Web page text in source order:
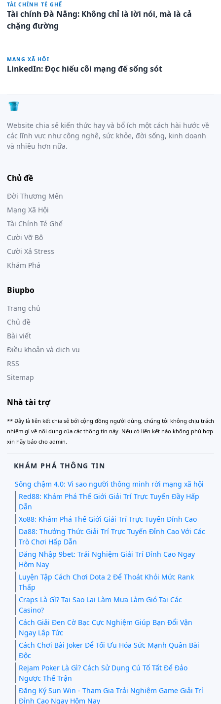
TÀI CHÍNH TÉ GHẾ
Tài chính Đà Nẵng: Không chỉ là lời nói, mà là cả
chặng đường
MẠNG XÃ HỘI
LinkedIn: Đọc hiểu cõi mạng để sống sót
Website chia sẻ kiến thức hay và bổ ích một cách hài hước về
các lĩnh vực như công nghệ, sức khỏe, đời sống, kinh doanh
và nhiều hơn nữa.
Chủ đề
Đời Thương Mến
Mạng Xã Hội
Tài Chính Té Ghế
Cười Vỡ Bô
Cười Xả Stress
Khám Phá
Biupbo
Trang chủ
Chủ đề
Bài viết
Điều khoản và dịch vụ
RSS
Sitemap
Nhà tài trợ
** Đây là liên kết chia sẻ bới cộng đồng người dùng, chúng tôi không chịu trách
nhiệm gì về nội dung của các thông tin này. Nếu có liên kết nào không phù hợp
xin hãy báo cho admin.
KHÁM PHÁ THÔNG TIN
Sống chậm 4.0: Vì sao người thông minh rời mạng xã hội
Red88: Khám Phá Thế Giới Giải Trí Trực Tuyến Đầy Hấp
Dẫn
Xo88: Khám Phá Thế Giới Giải Trí Trực Tuyến Đỉnh Cao
Da88: Thưởng Thức Giải Trí Trực Tuyến Đỉnh Cao Với Các
Trò Chơi Hấp Dẫn
Đăng Nhập 9bet: Trải Nghiệm Giải Trí Đỉnh Cao Ngay
Hôm Nay
Luyện Tập Cách Chơi Dota 2 Để Thoát Khỏi Mức Rank
Thấp
Craps Là Gì? Tại Sao Lại Làm Mưa Làm Gió Tại Các
Casino?
Cách Giải Đen Cờ Bạc Cực Nghiệm Giúp Bạn Đổi Vận
Ngay Lập Tức
Cách Chơi Bài Joker Để Tối Ưu Hóa Sức Mạnh Quân Bài
Độc
Rejam Poker Là Gì? Cách Sử Dụng Cú Tố Tất Để Đảo
Ngược Thế Trận
Đăng Ký Sun Win - Tham Gia Trải Nghiệm Game Giải Trí
Đỉnh Cao Ngay Hôm Nay